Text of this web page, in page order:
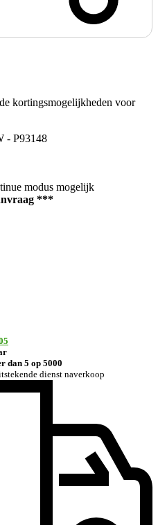
kortingsmogelijkheden voor
- P93148
modus mogelijk
***
dan 5 op 5000
dienst naverkoop